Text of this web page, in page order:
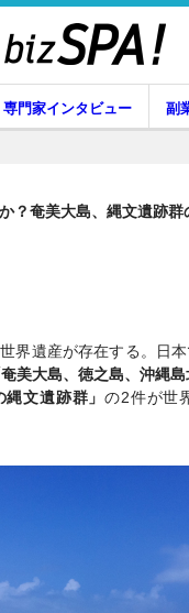
専門家
ニ
専門家インタビュー 副
？奄美大島、縄文遺跡群
界遺産が存在する。日
奄美大島、徳之島、沖縄
縄文遺跡群」の2件が世